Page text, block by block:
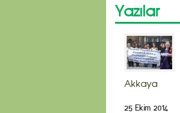
Yazılar
Akkaya
25 Ekim 2014